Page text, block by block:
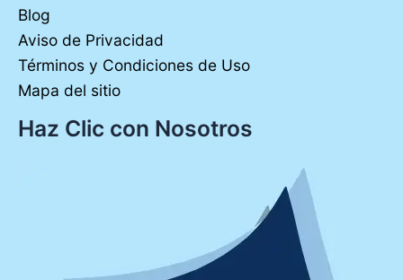
Blog
Aviso de Privacidad
Términos y Condiciones de Uso
Mapa del sitio
Haz Clic con Nosotros